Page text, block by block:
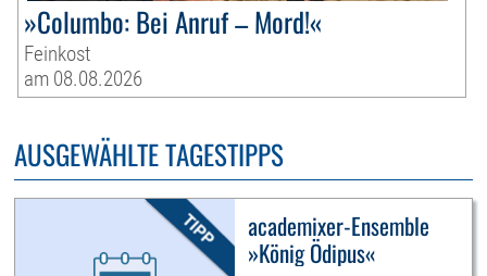
»Columbo: Bei Anruf – Mord!«
Feinkost
am 08.08.2026
AUSGEWÄHLTE TAGESTIPPS
academixer-Ensemble
»König Ödipus«